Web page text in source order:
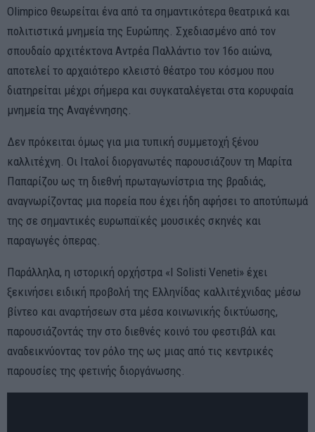
Olimpico θεωρείται ένα από τα σημαντικότερα θεατρικά και
πολιτιστικά μνημεία της Ευρώπης. Σχεδιασμένο από τον
σπουδαίο αρχιτέκτονα Αντρέα Παλλάντιο τον 16ο αιώνα,
αποτελεί το αρχαιότερο κλειστό θέατρο του κόσμου που
διατηρείται μέχρι σήμερα και συγκαταλέγεται στα κορυφαία
μνημεία της Αναγέννησης.
Δεν πρόκειται όμως για μια τυπική συμμετοχή ξένου
καλλιτέχνη. Οι Ιταλοί διοργανωτές παρουσιάζουν τη Μαρίτα
Παπαρίζου ως τη διεθνή πρωταγωνίστρια της βραδιάς,
αναγνωρίζοντας μια πορεία που έχει ήδη αφήσει το αποτύπωμά
της σε σημαντικές ευρωπαϊκές μουσικές σκηνές και
παραγωγές όπερας.
Παράλληλα, η ιστορική ορχήστρα «I Solisti Veneti» έχει
ξεκινήσει ειδική προβολή της Ελληνίδας καλλιτέχνιδας μέσω
βίντεο και αναρτήσεων στα μέσα κοινωνικής δικτύωσης,
παρουσιάζοντάς την στο διεθνές κοινό του φεστιβάλ και
αναδεικνύοντας τον ρόλο της ως μιας από τις κεντρικές
παρουσίες της φετινής διοργάνωσης.